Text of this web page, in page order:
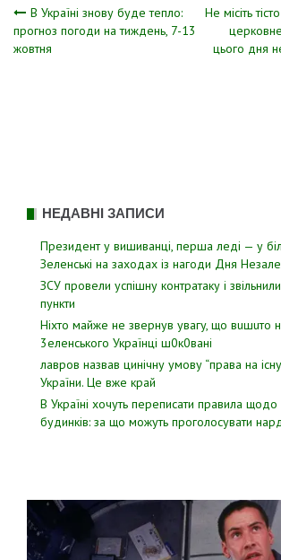
Навігація
записів
В Україні знову буде тепло:
прогноз погоди на тиждень, 7-13
жовтня
Не місіть
цього дня
НЕДАВНІ ЗАПИСИ
Президент у вишиванці, перша леді — у
Зеленські на заходах із нагоди Дня
ЗСУ пpовели уcпішну контратаку і
пyнкти
Hixтo мaйжe нe звepнyв yвaгy, щo вuшuтo
3eлeнcькoгo Укpaїнцi ш0к0вaнi
лавров нaзвав цинiчну умoву “пpава на
Укpаїни. Цe вже кpай
В Україні хочуть переписати правила щодо
будинків: за що можуть проголосувати